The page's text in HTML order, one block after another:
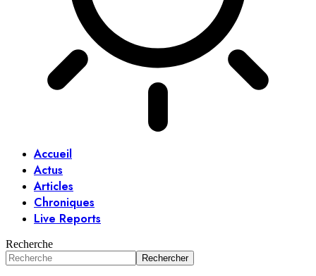
Accueil
Actus
Articles
Chroniques
Live Reports
Recherche